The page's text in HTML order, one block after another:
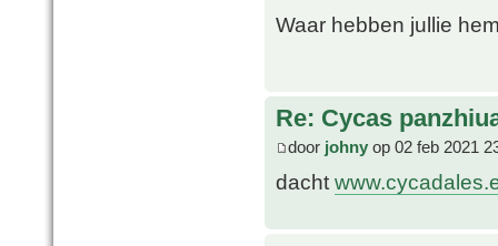
Waar hebben jullie
Re: Cycas
door johny op 02 feb 2021
dacht